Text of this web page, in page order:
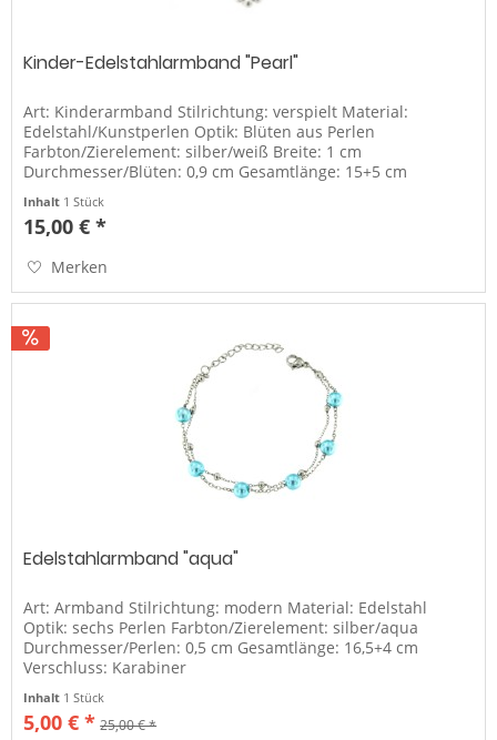
Kinder-Edelstahlarmband "Pearl"
Art: Kinderarmband Stilrichtung: verspielt Material:
Edelstahl/Kunstperlen Optik: Blüten aus Perlen
Farbton/Zierelement: silber/weiß Breite: 1 cm
Durchmesser/Blüten: 0,9 cm Gesamtlänge: 15+5 cm
Inhalt 1 Stück
15,00 € *
Merken
Edelstahlarmband "aqua"
Art: Armband Stilrichtung: modern Material: Edelstahl
Optik: sechs Perlen Farbton/Zierelement: silber/aqua
Durchmesser/Perlen: 0,5 cm Gesamtlänge: 16,5+4 cm
Verschluss: Karabiner
Inhalt 1 Stück
5,00 € * 25,00 € *